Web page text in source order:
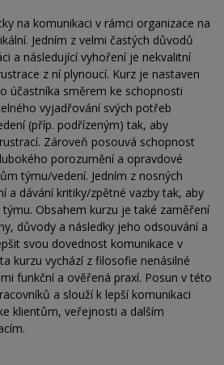
na komunikaci v rámci organizace na
Jedním z velmi častých důvodů
a následující vyhoření je nekvalitní
z ní plynoucí. Kurz je nastaven
účastníka směrem ke schopnosti
vyjadřování svých potřeb
(příp. podřízeným) tak, aby
Zároveň posouvá schopnost
porozumění a opravdové
týmu/vedení. Jedním z nosných
a dávání kritiky/zpětné vazby tak, aby
Obsahem kurzu je také zaměření
důvody a následky jeho odsouvání a
svou dovednost komunikace v
kurzu vychází z filosofie nenásilné
funkční a ověřená praxí. Posun v této
a slouží k lepší komunikaci
klientům, veřejnosti a dalším